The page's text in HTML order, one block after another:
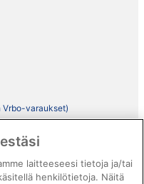
Vrbo-varaukset)
laitteeseesi tietoja ja/tai
henkilötietoja. Näitä